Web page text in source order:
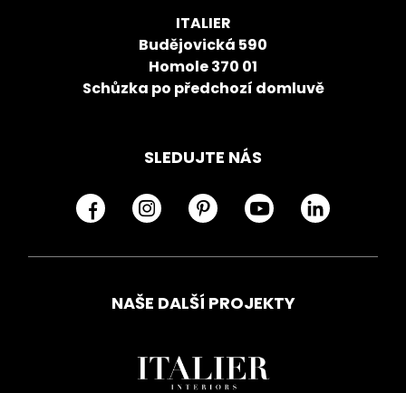
ITALIER
Budějovická 590
Homole 370 01
Schůzka po předchozí domluvě
SLEDUJTE NÁS
NAŠE DALŠÍ PROJEKTY